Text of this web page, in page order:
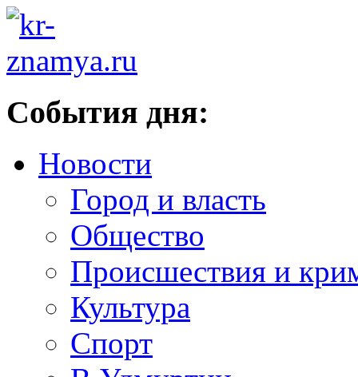
События дня:
Новости
Город и власть
Общество
Происшествия и
Культура
Спорт